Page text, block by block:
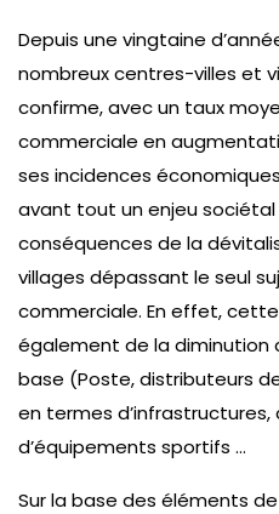
Depuis une vingtaine
nombreux centres-villes et
confirme, avec un taux
commerciale en
ses incidences
avant tout un enjeu sociétal
conséquences de la
villages dépassant le seul
commerciale. En effet,
également de la diminution
base (Poste, distributeurs
en termes d’infrastructures,
d’équipements sportifs …
Sur la base des éléments